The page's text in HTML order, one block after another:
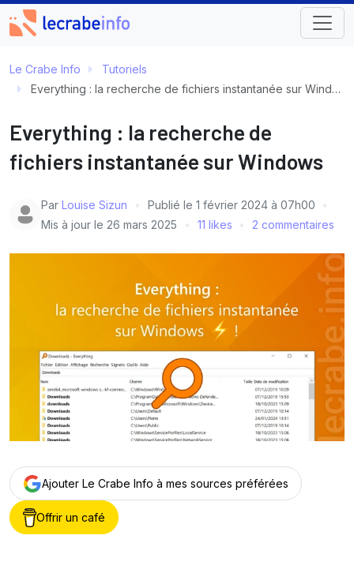
Le Crabe Info
Tutoriels
Everything : la recherche de fichiers instantanée sur Windows
Everything : la recherche de
fichiers instantanée sur Windows
Par Louise Sizun Publié le 1 février 2024 à 07h00
Mis à jour le 26 mars 2025 11 likes 2 commentaires
Ajouter Le Crabe Info à mes sources préférées
Offrir un café